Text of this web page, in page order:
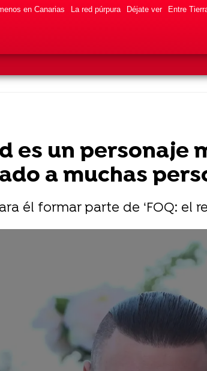
en Canarias La red púrpura Déjate ver Entre
es un personaje
a muchas
él formar parte de ‘FOQ: el